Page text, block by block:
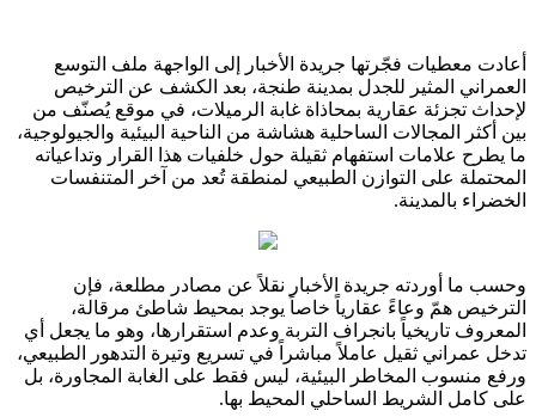
أعادت معطيات فجّرتها جريدة الأخبار إلى الواجهة ملف التوسع
العمراني المثير للجدل بمدينة طنجة، بعد الكشف عن الترخيص
لإحداث تجزئة عقارية بمحاذاة غابة الرميلات، في موقع يُصنّف من
بين أكثر المجالات الساحلية هشاشة من الناحية البيئية والجيولوجية،
ما يطرح علامات استفهام ثقيلة حول خلفيات هذا القرار وتداعياته
المحتملة على التوازن الطبيعي لمنطقة تُعد من آخر المتنفسات
الخضراء بالمدينة.
وحسب ما أوردته جريدة الأخبار نقلاً عن مصادر مطلعة، فإن
الترخيص همّ وعاءً عقارياً خاصاً يوجد بمحيط شاطئ مرقالة،
المعروف تاريخياً بانجراف التربة وعدم استقرارها، وهو ما يجعل أي
تدخل عمراني ثقيل عاملاً مباشراً في تسريع وتيرة التدهور الطبيعي،
ورفع منسوب المخاطر البيئية، ليس فقط على الغابة المجاورة، بل
على كامل الشريط الساحلي المحيط بها.